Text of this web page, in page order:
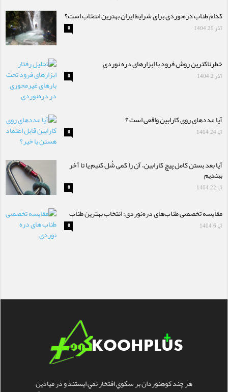
کدام طناب دره‌نوردی برای شرایط ایران بهترین انتخاب است؟
آذر 29, 1404 0
خطرناکترین روش فرود با ابزارهای دره نوردی
آذر 2, 1404 0
آیا عددهای روی کارابین واقعی است ؟
آبا 24, 1404 0
آیا بعد بستن کامل پیچ کارابین، آن را کمی شُل کنیم یا تا آخر
ببندیم
آبا 22, 1404 0
مقایسه تخصصی طناب‌های دره‌نوردی: انتخاب بهترین طناب
آبا 6, 1404 0
هر چند کوهنوردان بر سکوي افتخار نمي ايستند و در ميادين